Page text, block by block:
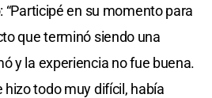
“Participé en su momento para
que terminó siendo una
y la experiencia no fue buena.
todo muy difícil, había